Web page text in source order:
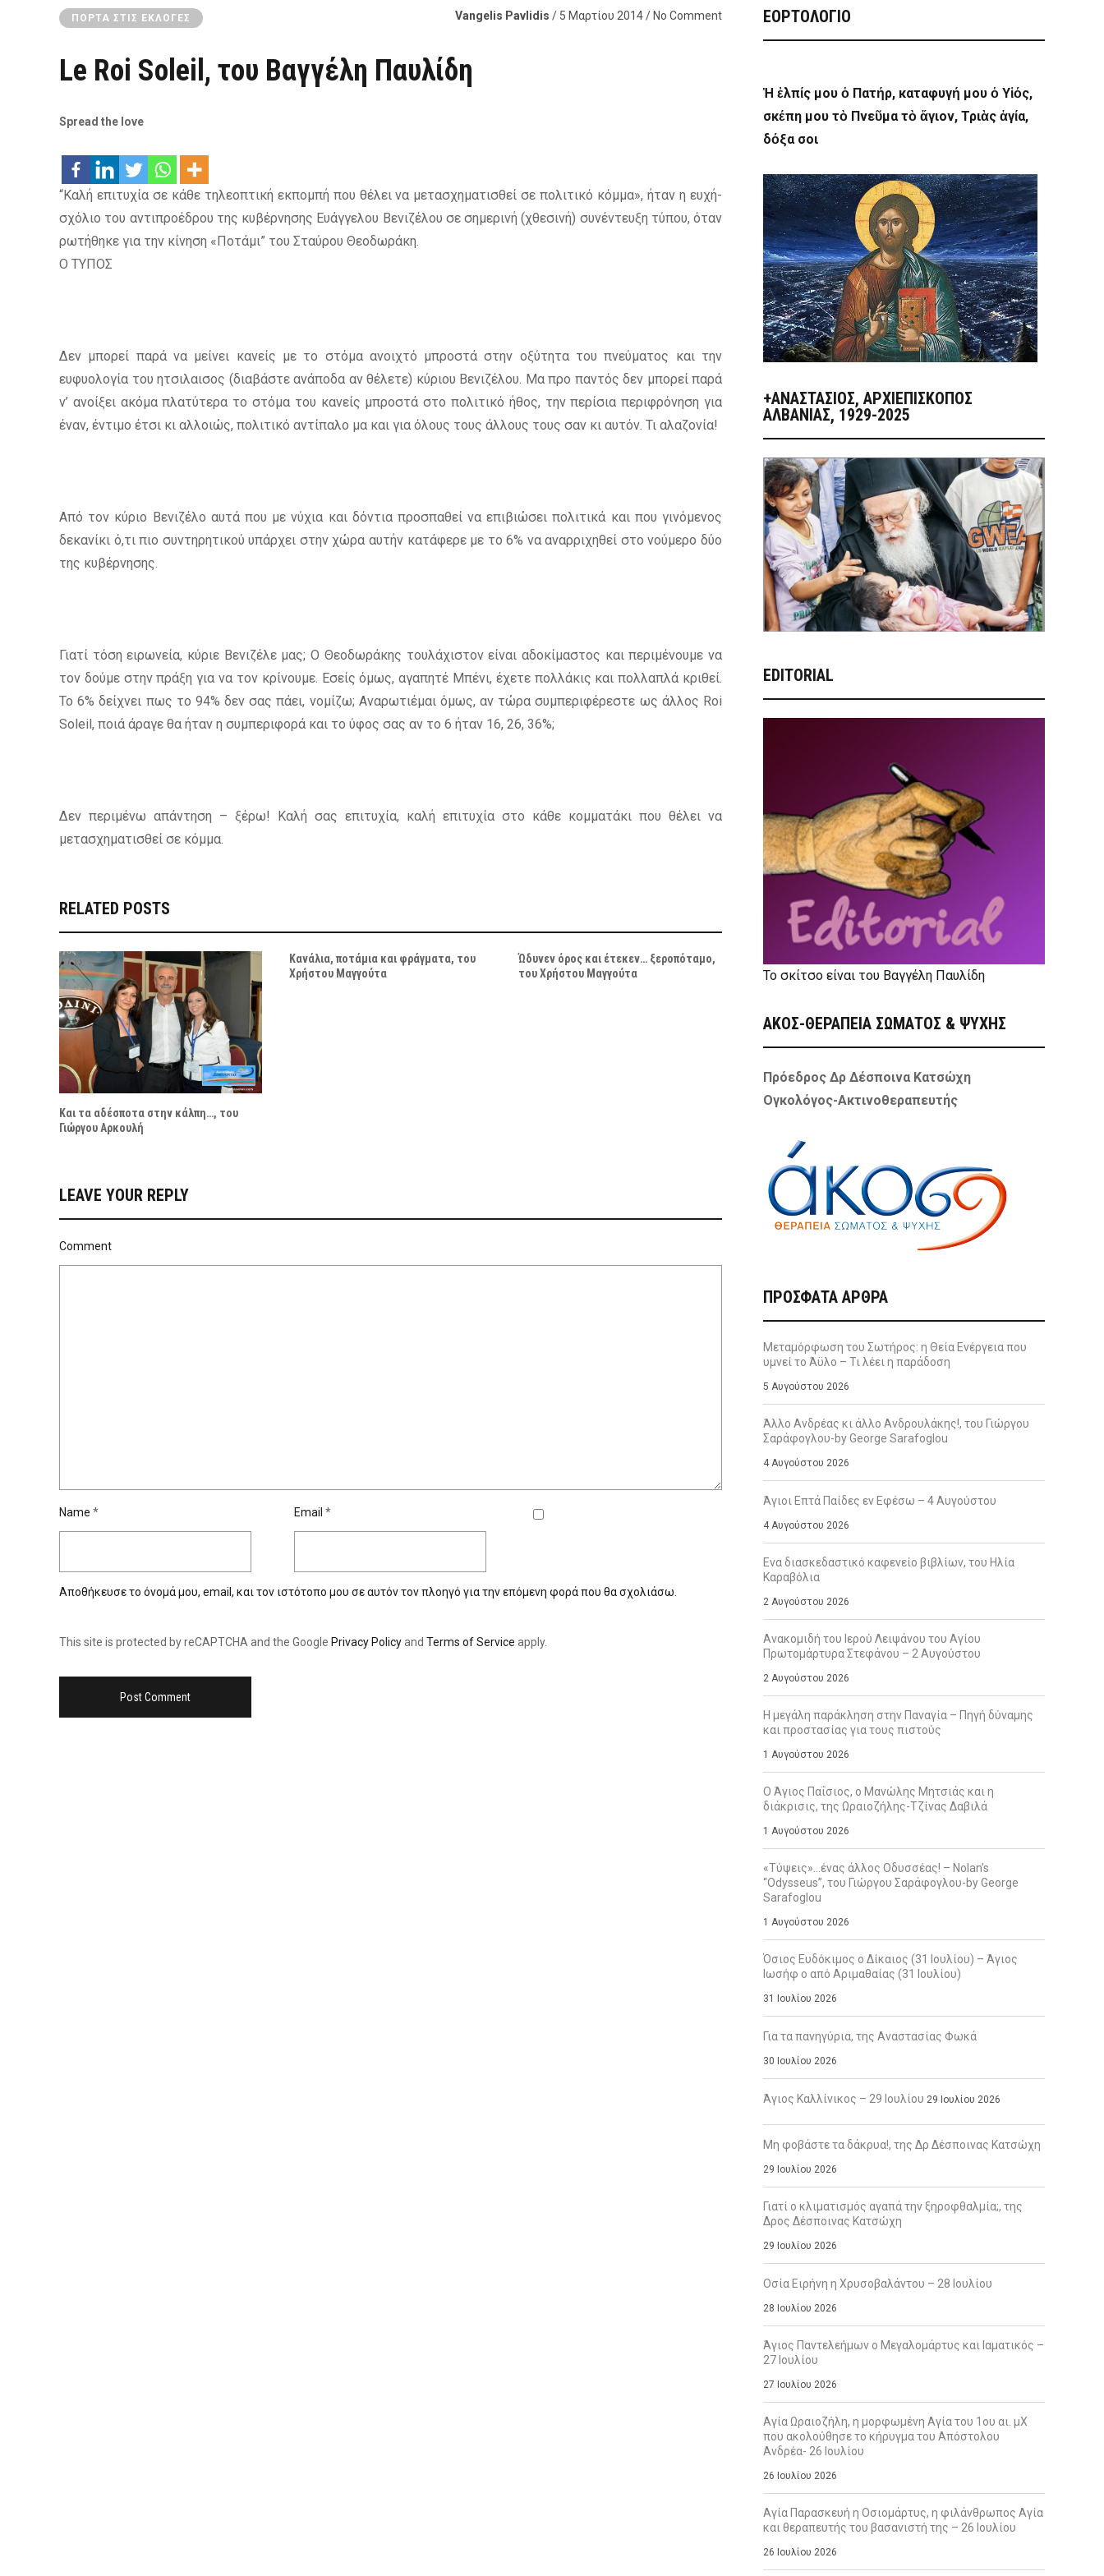
ΠΌΡΤΑ ΣΤΙΣ ΕΚΛΟΓΈΣ Vangelis Pavlidis / 5 Μαρτίου 2014 / No Comment
Le Roi Soleil, του Βαγγέλη Παυλίδη
Spread the love
“Καλή επιτυχία σε κάθε τηλεοπτική εκπομπή που θέλει να μετασχηματισθεί σε πολιτικό κόμμα», ήταν η ευχή-
σχόλιο του αντιπροέδρου της κυβέρνησης Ευάγγελου Βενιζέλου σε σημερινή (χθεσινή) συνέντευξη τύπου, όταν
ρωτήθηκε για την κίνηση «Ποτάμι” του Σταύρου Θεοδωράκη.
Ο ΤΥΠΟΣ
Δεν μπορεί παρά να μείνει κανείς με το στόμα ανοιχτό μπροστά στην οξύτητα του πνεύματος και την
ευφυολογία του ητσιλαισος (διαβάστε ανάποδα αν θέλετε) κύριου Βενιζέλου. Μα προ παντός δεν μπορεί παρά
ν’ ανοίξει ακόμα πλατύτερα το στόμα του κανείς μπροστά στο πολιτικό ήθος, την περίσια περιφρόνηση για
έναν, έντιμο έτσι κι αλλοιώς, πολιτικό αντίπαλο μα και για όλους τους άλλους τους σαν κι αυτόν. Τι αλαζονία!
Από τον κύριο Βενιζέλο αυτά που με νύχια και δόντια προσπαθεί να επιβιώσει πολιτικά και που γινόμενος
δεκανίκι ό,τι πιο συντηρητικού υπάρχει στην χώρα αυτήν κατάφερε με το 6% να αναρριχηθεί στο νούμερο δύο
της κυβέρνησης.
Γιατί τόση ειρωνεία, κύριε Βενιζέλε μας; Ο Θεοδωράκης τουλάχιστον είναι αδοκίμαστος και περιμένουμε να
τον δούμε στην πράξη για να τον κρίνουμε. Εσείς όμως, αγαπητέ Μπένι, έχετε πολλάκις και πολλαπλά κριθεί.
Το 6% δείχνει πως το 94% δεν σας πάει, νομίζω; Αναρωτιέμαι όμως, αν τώρα συμπεριφέρεστε ως άλλος Roi
Soleil, ποιά άραγε θα ήταν η συμπεριφορά και το ύφος σας αν το 6 ήταν 16, 26, 36%;
Δεν περιμένω απάντηση – ξέρω! Καλή σας επιτυχία, καλή επιτυχία στο κάθε κομματάκι που θέλει να
μετασχηματισθεί σε κόμμα.
RELATED POSTS
Και τα αδέσποτα στην κάλπη…, του
Γιώργου Αρκουλή
Κανάλια, ποτάμια και φράγματα, του
Χρήστου Μαγγούτα
Ώδυνεν όρος και έτεκεν… ξεροπόταμο,
του Χρήστου Μαγγούτα
LEAVE YOUR REPLY
Comment
Name * Email *
Αποθήκευσε το όνομά μου, email, και τον ιστότοπο μου σε αυτόν τον πλοηγό για την επόμενη φορά που θα σχολιάσω.
This site is protected by reCAPTCHA and the Google Privacy Policyand Terms of Service apply.
ΕΟΡΤΟΛΟΓΙΟ
Ἡ ἐλπίς μου ὁ Πατήρ, καταφυγή μου ὁ Υἱός,
σκέπη μου τὸ Πνεῦμα τὸ ἅγιον, Τριὰς ἁγία,
δόξα σοι
+ΑΝΑΣΤΆΣΙΟΣ, ΑΡΧΙΕΠΊΣΚΟΠΟΣ
ΑΛΒΑΝΊΑΣ, 1929-2025
EDITORIAL
Το σκίτσο είναι του Βαγγέλη Παυλίδη
ΑΚΟΣ-ΘΕΡΑΠΕΙΑ ΣΩΜΑΤΟΣ & ΨΥΧΗΣ
Πρόεδρος Δρ Δέσποινα Κατσώχη
Ογκολόγος-Ακτινοθεραπευτής
ΠΡΌΣΦΑΤΑ ΆΡΘΡΑ
Μεταμόρφωση του Σωτήρος: η Θεία Ενέργεια που
υμνεί το Άϋλο – Τι λέει η παράδοση
5 Αυγούστου 2026
Άλλο Ανδρέας κι άλλο Ανδρουλάκης!, του Γιώργου
Σαράφογλου-by George Sarafoglou
4 Αυγούστου 2026
Άγιοι Επτά Παίδες εν Εφέσω – 4 Αυγούστου
4 Αυγούστου 2026
Ενα διασκεδαστικό καφενείο βιβλίων, του Ηλία
Καραβόλια
2 Αυγούστου 2026
Ανακομιδή του Ιερού Λειψάνου του Αγίου
Πρωτομάρτυρα Στεφάνου – 2 Αυγούστου
2 Αυγούστου 2026
Η μεγάλη παράκληση στην Παναγία – Πηγή δύναμης
και προστασίας για τους πιστούς
1 Αυγούστου 2026
Ο Άγιος Παΐσιος, ο Μανώλης Μητσιάς και η
διάκρισις, της Ωραιοζήλης-Τζίνας Δαβιλά
1 Αυγούστου 2026
«Τύψεις»…ένας άλλος Οδυσσέας! – Nolan’s
“Odysseus”, του Γιώργου Σαράφογλου-by George
Sarafoglou
1 Αυγούστου 2026
Όσιος Ευδόκιμος ο Δίκαιος (31 Ιουλίου) – Άγιος
Ιωσήφ ο από Αριμαθαίας (31 Ιουλίου)
31 Ιουλίου 2026
Για τα πανηγύρια, της Αναστασίας Φωκά
30 Ιουλίου 2026
Άγιος Καλλίνικος – 29 Ιουλίου 29 Ιουλίου 2026
Μη φοβάστε τα δάκρυα!, της Δρ Δέσποινας Κατσώχη
29 Ιουλίου 2026
Γιατί ο κλιματισμός αγαπά την ξηροφθαλμία;, της
Δρος Δέσποινας Κατσώχη
29 Ιουλίου 2026
Οσία Ειρήνη η Χρυσοβαλάντου – 28 Ιουλίου
28 Ιουλίου 2026
Άγιος Παντελεήμων ο Μεγαλομάρτυς και Ιαματικός –
27 Ιουλίου
27 Ιουλίου 2026
Αγία Ωραιοζήλη, η μορφωμένη Αγία του 1ου αι. μΧ
που ακολούθησε το κήρυγμα του Απόστολου
Ανδρέα- 26 Ιουλίου
26 Ιουλίου 2026
Αγία Παρασκευή η Οσιομάρτυς, η φιλάνθρωπος Αγία
και θεραπευτής του βασανιστή της – 26 Ιουλίου
26 Ιουλίου 2026